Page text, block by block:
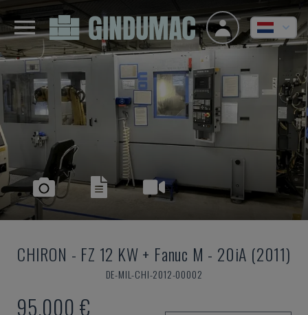
CHIRON - FZ 12 KW + Fanuc M - 20iA (2011)
DE-MIL-CHI-2012-00002
95.000 €